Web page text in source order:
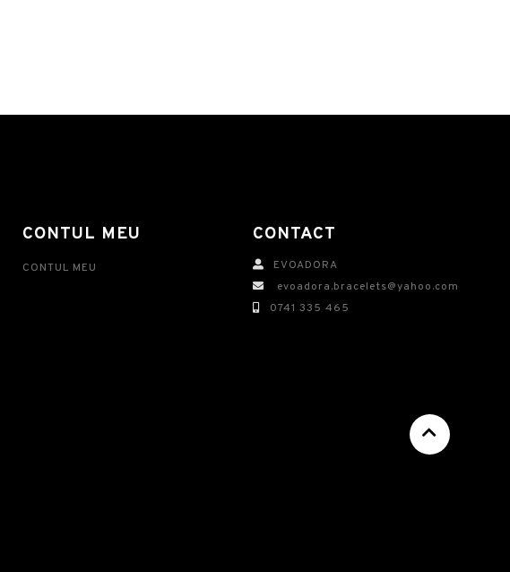
CONTUL MEU
CONTUL MEU
CONTACT
EVOADORA
evoadora.bracelets@yahoo.com
0741 335 465